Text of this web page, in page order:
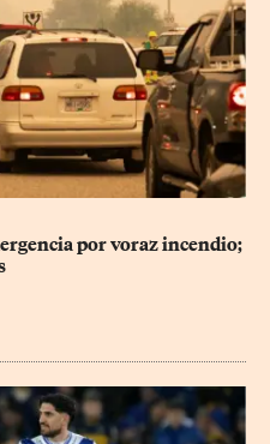
por voraz incendio;